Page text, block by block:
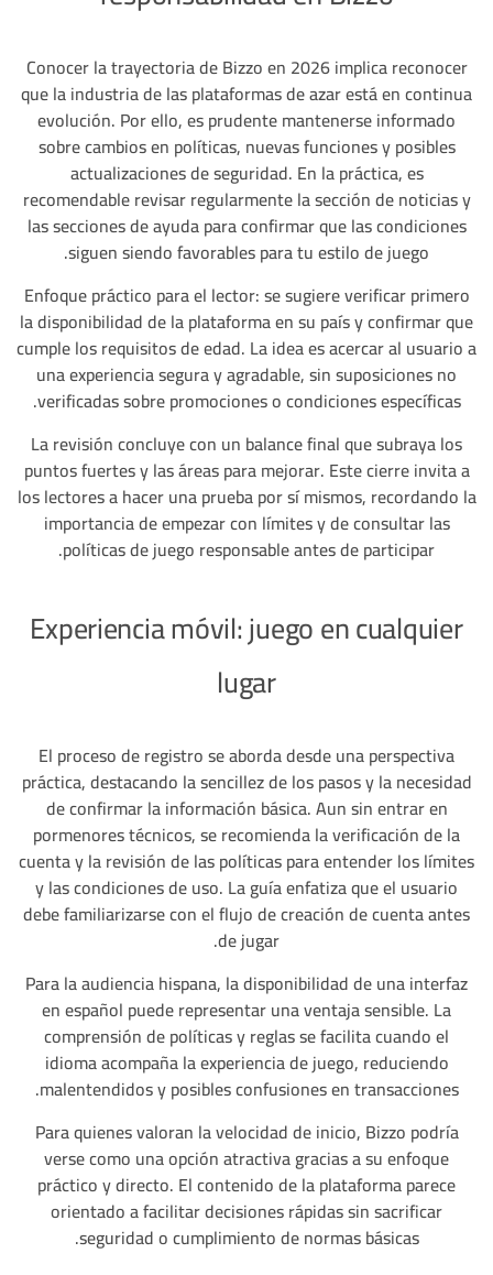
Conocer la trayectoria de Bizzo en 2026 implica reconocer
que la industria de las plataformas de azar está en continua
evolución. Por ello, es prudente mantenerse informado
sobre cambios en políticas, nuevas funciones y posibles
actualizaciones de seguridad. En la práctica, es
recomendable revisar regularmente la sección de noticias y
las secciones de ayuda para confirmar que las condiciones
siguen siendo favorables para tu estilo de juego.
Enfoque práctico para el lector: se sugiere verificar primero
la disponibilidad de la plataforma en su país y confirmar que
cumple los requisitos de edad. La idea es acercar al usuario a
una experiencia segura y agradable, sin suposiciones no
verificadas sobre promociones o condiciones específicas.
La revisión concluye con un balance final que subraya los
puntos fuertes y las áreas para mejorar. Este cierre invita a
los lectores a hacer una prueba por sí mismos, recordando la
importancia de empezar con límites y de consultar las
políticas de juego responsable antes de participar.
Experiencia móvil: juego en cualquier
lugar
El proceso de registro se aborda desde una perspectiva
práctica, destacando la sencillez de los pasos y la necesidad
de confirmar la información básica. Aun sin entrar en
pormenores técnicos, se recomienda la verificación de la
cuenta y la revisión de las políticas para entender los límites
y las condiciones de uso. La guía enfatiza que el usuario
debe familiarizarse con el flujo de creación de cuenta antes
de jugar.
Para la audiencia hispana, la disponibilidad de una interfaz
en español puede representar una ventaja sensible. La
comprensión de políticas y reglas se facilita cuando el
idioma acompaña la experiencia de juego, reduciendo
malentendidos y posibles confusiones en transacciones.
Para quienes valoran la velocidad de inicio, Bizzo podría
verse como una opción atractiva gracias a su enfoque
práctico y directo. El contenido de la plataforma parece
orientado a facilitar decisiones rápidas sin sacrificar
seguridad o cumplimiento de normas básicas.